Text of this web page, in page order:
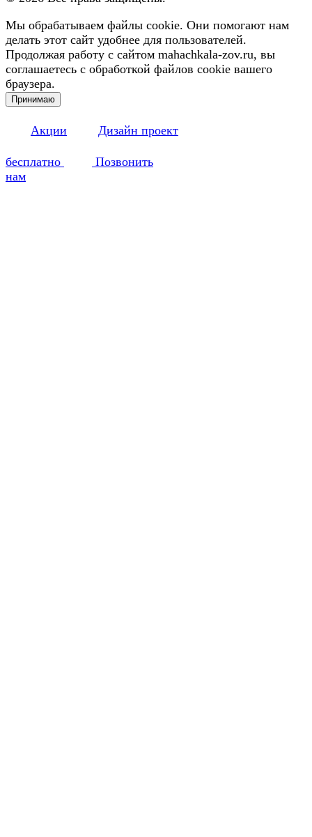
Мы обрабатываем файлы cookie. Они помогают нам
делать этот сайт удобнее для пользователей.
Продолжая работу с сайтом mahachkala-zov.ru, вы
соглашаетесь с обработкой файлов cookie вашего
браузера.
Принимаю
Акции Дизайн проект
бесплатно
Позвонить
нам